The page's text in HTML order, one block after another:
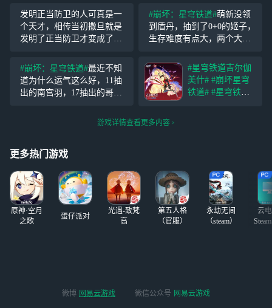
发明正当防卫的人可真是一
个天才，相传当初撒旦就是
发明了正当防卫才变成了恶
可是到了后期，你只是打了
对面一两下，你就会发现血
条红温了。
#崩坏：星穹铁道#萌新没领
到盾丹，抽到了0+0的姬子，
生存难度有点大，两个大佬
诉我等风堇复刻抽风堇，大
家能帮我看看吗
#崩坏：星穹铁道#最近不知
道为什么运气这么好，11抽
出的南宫羽，17抽出的哥伦
是最近抽银狼运气差了点20
#星穹铁道吉尔伽
美什# #崩坏星穹
铁道# #星穹铁道F
游戏详情查看更多内容
更多热门游戏
原神·空月
之歌
蛋仔派对
光遇-致梵
高
第五人格
（官服）
永劫无间
（steam）
云
微博 网易云游戏 微信公众号 网易云游戏